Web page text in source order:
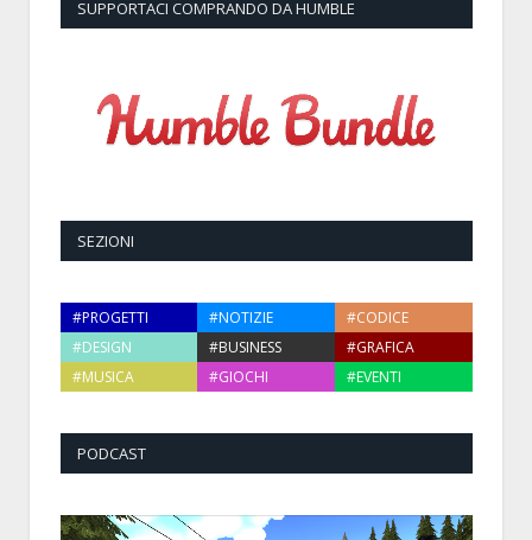
SUPPORTACI COMPRANDO DA HUMBLE
SEZIONI
#PROGETTI #NOTIZIE
#CODICE
#DESIGN
#BUSINESS
#GRAFICA
#MUSICA
#GIOCHI #EVENTI
PODCAST